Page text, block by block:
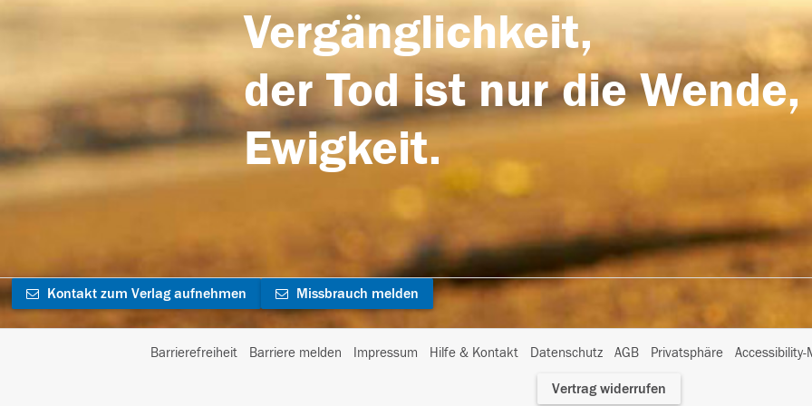
Vergänglichkeit,
der Tod ist nur die
Ewigkeit.
Kontakt zum Verlag aufnehmen Missbrauch melden
Barrierefreiheit Barriere melden Impressum Hilfe & Kontakt Datenschutz AGB Privatsphäre
I
Vertrag widerrufen